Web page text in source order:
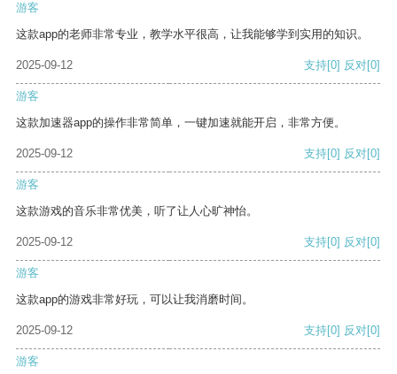
游客
这款app的老师非常专业，教学水平很高，让我能够学到实用的知识。
2025-09-12 支持[0] 反对[0]
游客
这款加速器app的操作非常简单，一键加速就能开启，非常方便。
2025-09-12 支持[0] 反对[0]
游客
这款游戏的音乐非常优美，听了让人心旷神怡。
2025-09-12 支持[0] 反对[0]
游客
这款app的游戏非常好玩，可以让我消磨时间。
2025-09-12 支持[0] 反对[0]
游客